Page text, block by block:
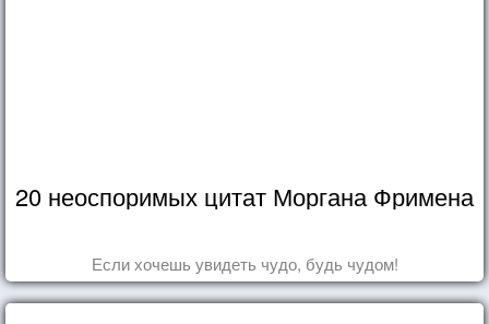
20 неоспоримых цитат Моргана Фримена
Если хочешь увидеть чудо, будь чудом!